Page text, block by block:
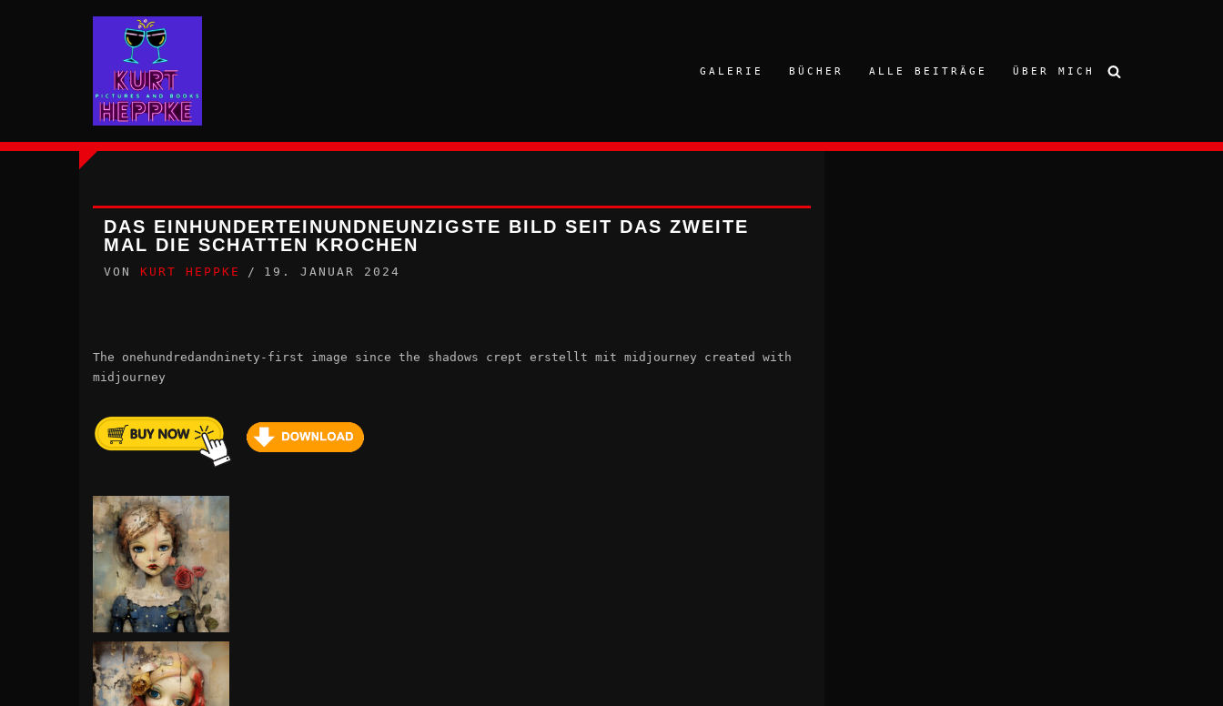
GALERIE BÜCHER ALLE BEITRÄGE ÜBER MICH
DAS EINHUNDERTEINUNDNEUNZIGSTE BILD SEIT DAS ZWEITE
MAL DIE SCHATTEN KROCHEN
VON KURT HEPPKE 19. JANUAR 2024
The onehundredandninety-first image since the shadows crept erstellt mit midjourney created with
midjourney